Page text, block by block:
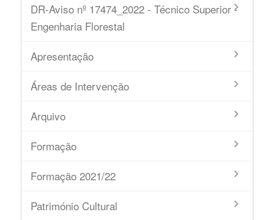
DR-Aviso nº 17474_2022 - Técnico Superior -
Engenharia Florestal
Apresentação
Áreas de Intervenção
Arquivo
Formação
Formação 2021/22
Património Cultural